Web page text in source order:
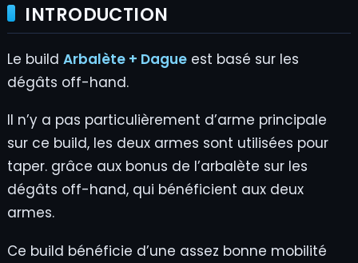
INTRODUCTION
Le build Arbalète + Dagueest basé sur les
dégâts off-hand.
Il n’y a pas particulièrement d’arme principale
sur ce build, les deux armes sont utilisées pour
taper. grâce aux bonus de l’arbalète sur les
dégâts off-hand, qui bénéficient aux deux
armes.
Ce build bénéficie d’une assez bonne mobilité